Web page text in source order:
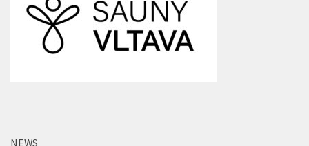
NEWS